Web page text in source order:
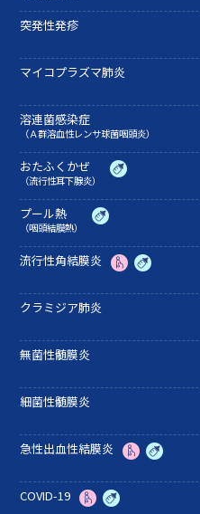
突発性発疹
マイコプラズマ肺炎
溶連菌感染症
（Ａ群溶血性レンサ球菌咽頭炎）
おたふくかぜ
（流行性耳下腺炎）
プール熱
（咽頭結膜熱）
流行性角結膜炎
クラミジア肺炎
無菌性髄膜炎
細菌性髄膜炎
急性出血性結膜炎
COVID-19